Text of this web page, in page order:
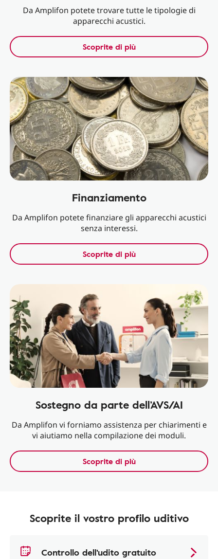
Da Amplifon potete trovare tutte le tipologie di
apparecchi acustici.
Scoprite di più
Finanziamento
Da Amplifon potete finanziare gli apparecchi acustici
senza interessi.
Scoprite di più
Sostegno da parte dell’AVS/AI
Da Amplifon vi forniamo assistenza per chiarimenti e
vi aiutiamo nella compilazione dei moduli.
Scoprite di più
Scoprite il vostro profilo uditivo
Controllo dell'udito gratuito